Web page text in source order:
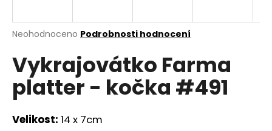
Průměrné
produktu
je
5
hvězdiček.
Neohodnoceno Podrobnosti hodnocení
Vykrajovátko Farma
platter - kočka #491
Velikost: 14 x 7cm
j
t
?